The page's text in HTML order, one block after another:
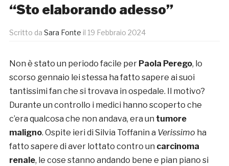
“Sto elaborando adesso”
Scritto da Sara Fonte il 19 Febbraio 2024
Non è stato un periodo facile per Paola Perego, lo
scorso gennaio lei stessa ha fatto sapere ai suoi
tantissimi fan che si trovava in ospedale. Il motivo?
Durante un controllo i medici hanno scoperto che
c’era qualcosa che non andava, era un tumore
maligno. Ospite ieri di Silvia Toffanin a Verissimo ha
fatto sapere di aver lottato contro un carcinoma
renale, le cose stanno andando bene e pian piano si